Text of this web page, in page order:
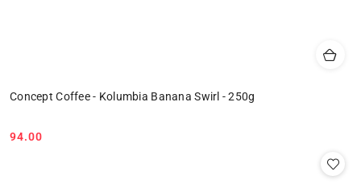
Concept Coffee - Kolumbia Banana Swirl - 250g
Cena:
94.00